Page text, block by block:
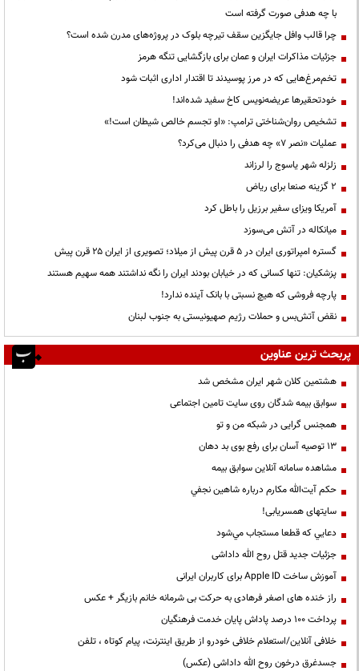
با چه هدفی صورت گرفته است
چرا قالب وافل جایگزین سقف تیرچه بلوک در پروژه‌های مدرن شده است؟
جزئیات مذاکرات ایران و عمان برای بازگشایی تنگه هرمز
تخم‌مرغ‌هایی که در مرز پوسیدند تا اقتدار اداری اثبات شود
خودتحقیرها عریضه‌نویس کاخ سفید شده‌اند!
تشخیص روان‌شناختی ترامپ: «او تجسم خالص شیطان است!»
عملیات «نصر ۷» چه هدفی را دنبال می‌کرد؟
زلزله شهر یاسوج را لرزاند
۲ گزینه صنعا برای ریاض
آمریکا ویزای سفیر برزیل را باطل کرد
میانکاله در آتش می‌سوزد
گستره امپراتوری ایران در ۵ قرن پیش از میلاد؛ تصویری از ایران ۲۵ قرن پیش
پزشکیان: تنها کسانی که در خیابان بودند ایران را نگه نداشتند همه سهیم هستند
پارچه فروشی که هیچ نسبتی با بانک آینده ندارد!
نقض آتش‌بس و حملات رژیم صهیونیستی به جنوب لبنان
پربحث ترین عناوین
هشتمین کلان شهر ایران مشخص شد
سوابق بیمه شدگان روی سایت تامین اجتماعی
همجنس گرایی در شبکه من و تو
13 توصیه آسان برای رفع بوی بد دهان
مشاهده سامانه آنلاين سوابق بیمه
حكم آيت‌الله مكارم درباره شاهين نجفي
سایتهای همسریابی!
دعايي كه قطعا مستجاب مي‌شود
جزئیات جدید قتل روح الله داداشی
آموزش ساخت Apple ID برای کاربران ایرانی
راز خنده های اصغر فرهادی به حرکت بی شرمانه خانم بازیگر + عکس
پرداخت ۱۰۰ درصد پاداش پایان خدمت فرهنگیان
خلافی آنلاین/استعلام خلافی خودرو از طریق اینترنت، پیام کوتاه ، تلفن
جسدغرق درخون روح الله داداشی (عکس)